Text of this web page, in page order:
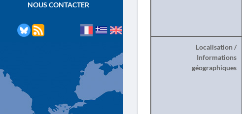
NOUS CONTACTER
Localisation /
Informations
géographiques